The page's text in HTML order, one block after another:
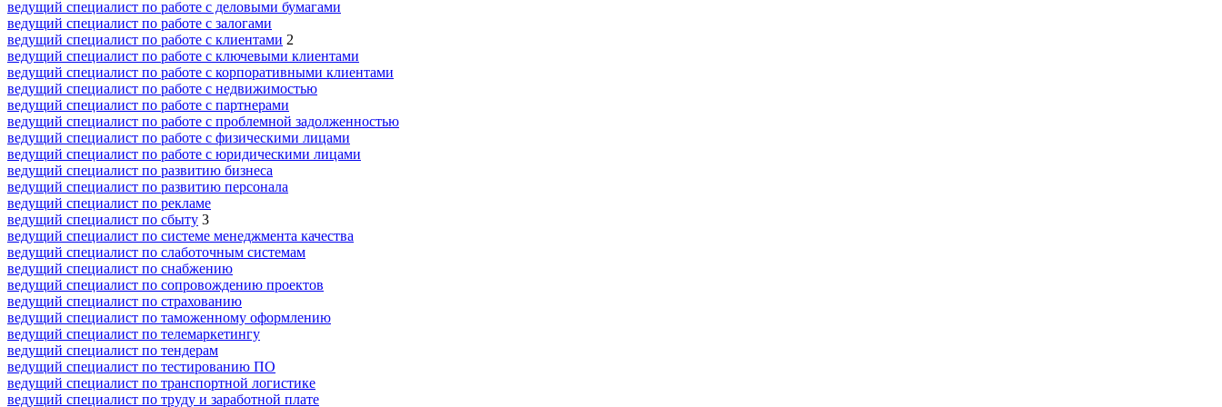
ведущий специалист по работе с деловыми бумагами
ведущий специалист по работе с залогами
ведущий специалист по работе с клиентами 2
ведущий специалист по работе с ключевыми клиентами
ведущий специалист по работе с корпоративными клиентами
ведущий специалист по работе с недвижимостью
ведущий специалист по работе с партнерами
ведущий специалист по работе с проблемной задолженностью
ведущий специалист по работе с физическими лицами
ведущий специалист по работе с юридическими лицами
ведущий специалист по развитию бизнеса
ведущий специалист по развитию персонала
ведущий специалист по рекламе
ведущий специалист по сбыту 3
ведущий специалист по системе менеджмента качества
ведущий специалист по слаботочным системам
ведущий специалист по снабжению
ведущий специалист по сопровождению проектов
ведущий специалист по страхованию
ведущий специалист по таможенному оформлению
ведущий специалист по телемаркетингу
ведущий специалист по тендерам
ведущий специалист по тестированию ПО
ведущий специалист по транспортной логистике
ведущий специалист по труду и заработной плате